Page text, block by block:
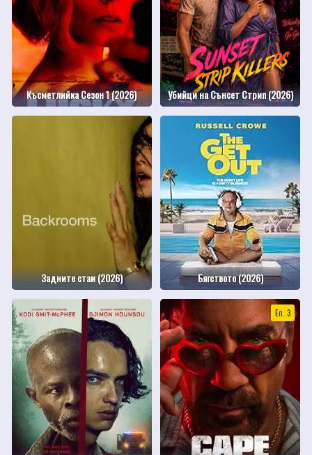
Късметлийка Сезон 1 (2026) Убийци на Сънсет Стрип (2026)
Задните стаи (2026) Бягството (2026)
Еп. 3